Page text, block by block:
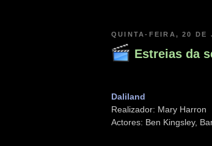
QUINTA-FEIRA, 20 DE
Estreias da
Daliland
Realizador: Mary Harron
Actores: Ben Kingsley,